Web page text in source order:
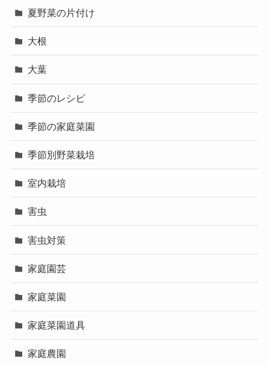
夏野菜の片付け
大根
大葉
季節のレシピ
季節の家庭菜園
季節別野菜栽培
室内栽培
害虫
害虫対策
家庭園芸
家庭菜園
家庭菜園道具
家庭農園